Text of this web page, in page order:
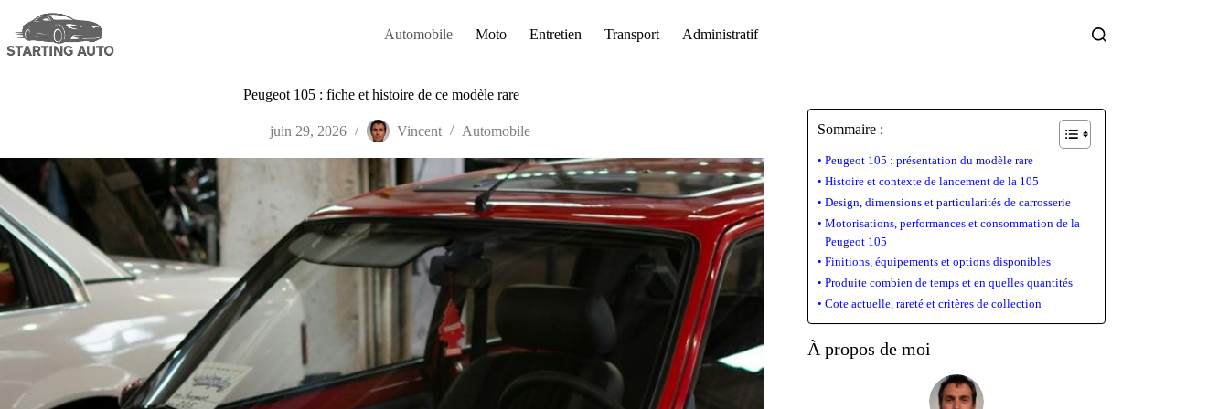
contenu
Automobile Moto Entretien Transport Administratif
Peugeot 105 : fiche et histoire de ce modèle rare
juin 29, 2026 Vincent Automobile Sommaire :
Peugeot 105 : présentation du modèle rare
Histoire et contexte de lancement de la 105
Design, dimensions et particularités de carrosserie
Motorisations, performances et consommation de la
Peugeot 105
Finitions, équipements et options disponibles
Produite combien de temps et en quelles quantités
Cote actuelle, rareté et critères de collection
À propos de moi